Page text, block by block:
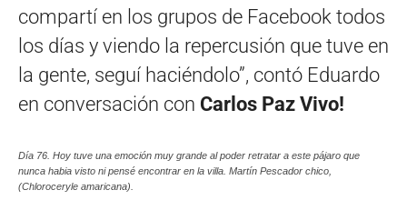
compartí en los grupos de Facebook todos
los días y viendo la repercusión que tuve en
la gente, seguí haciéndolo”, contó Eduardo
en conversación con Carlos Paz Vivo!
Día 76. Hoy tuve una emoción muy grande al poder retratar a este pájaro que
nunca habia visto ni pensé encontrar en la villa. Martín Pescador chico,
(Chloroceryle amaricana).